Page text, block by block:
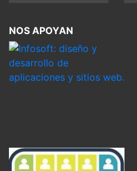
NOS APOYAN